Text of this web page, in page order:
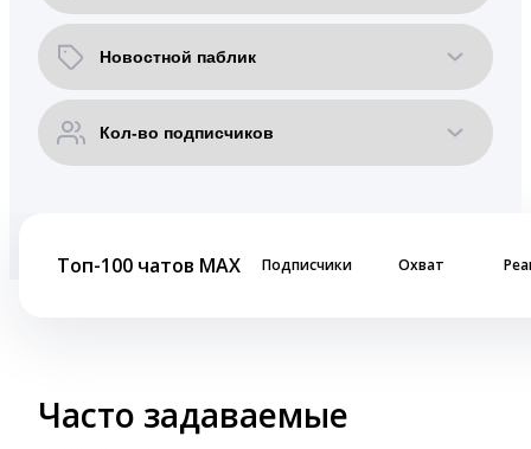
Топ-100 чатов MAX Подписчики Охват
Часто задаваемые